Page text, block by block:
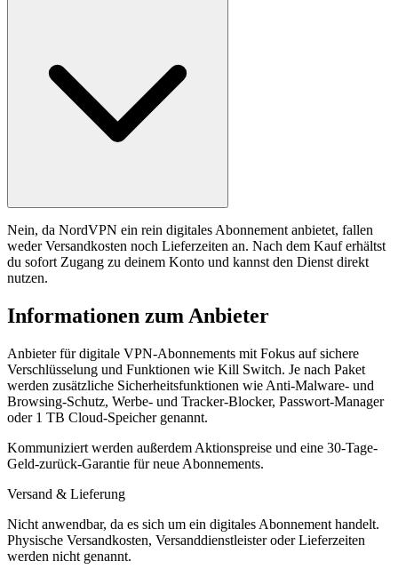
Nein, da NordVPN ein rein digitales Abonnement anbietet, fallen
weder Versandkosten noch Lieferzeiten an. Nach dem Kauf erhältst
du sofort Zugang zu deinem Konto und kannst den Dienst direkt
nutzen.
Informationen zum Anbieter
Anbieter für digitale VPN-Abonnements mit Fokus auf sichere
Verschlüsselung und Funktionen wie Kill Switch. Je nach Paket
werden zusätzliche Sicherheitsfunktionen wie Anti-Malware- und
Browsing-Schutz, Werbe- und Tracker-Blocker, Passwort-Manager
oder 1 TB Cloud-Speicher genannt.
Kommuniziert werden außerdem Aktionspreise und eine 30-Tage-
Geld-zurück-Garantie für neue Abonnements.
Versand & Lieferung
Nicht anwendbar, da es sich um ein digitales Abonnement handelt.
Physische Versandkosten, Versanddienstleister oder Lieferzeiten
werden nicht genannt.